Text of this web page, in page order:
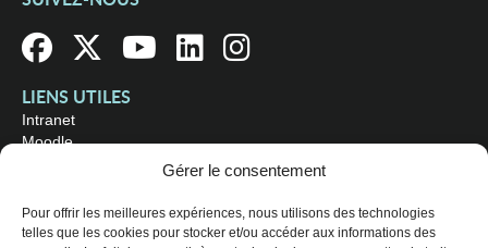
Gérer le consentement
Pour offrir les meilleures expériences, nous utilisons des technologies
telles que les cookies pour stocker et/ou accéder aux informations des
LIENS UTILES
Intranet
Moodle
OÙ NOUS TROUVER